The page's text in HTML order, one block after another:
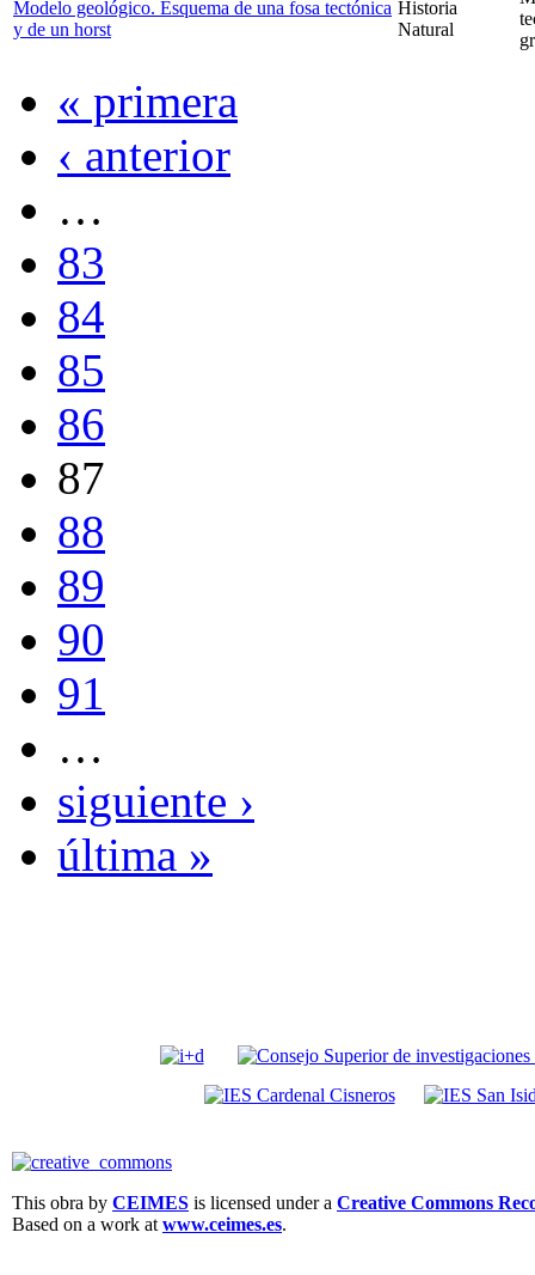
Modelo geológico. Esquema de una fosa tectónica
y de un horst
Historia
Natural
« primera
‹ anterior
…
83
84
85
86
87
88
89
90
91
…
siguiente ›
última »
This obra by CEIMES is licensed under a Creative Commons
Based on a work at www.ceimes.es.